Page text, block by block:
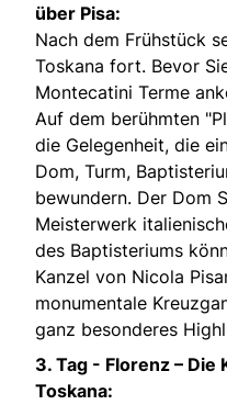
über Pisa:
Nach dem Frühstück
Toskana fort. Bevor
Montecatini Terme
Auf dem berühmten
die Gelegenheit, die
Dom, Turm,
bewundern. Der Dom
Meisterwerk
des Baptisteriums
Kanzel von Nicola
monumentale
ganz besonderes
3. Tag - Florenz – Die
Toskana: